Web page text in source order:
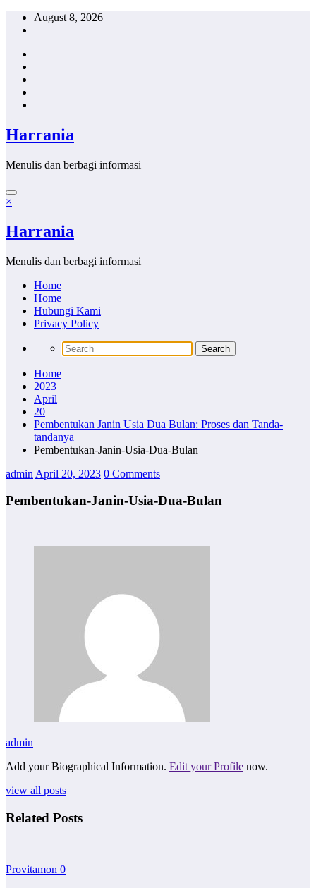
Skip
August 8, 2026
Harrania
Menulis dan berbagi informasi
×
Harrania
Menulis dan berbagi informasi
Home
Home
Hubungi Kami
Privacy Policy
Home
2023
April
20
Pembentukan Janin Usia Dua Bulan: Proses dan Tanda-
tandanya
Pembentukan-Janin-Usia-Dua-Bulan
admin April 20, 2023 0 Comments
Pembentukan-Janin-Usia-Dua-Bulan
admin
Add your Biographical Information. Edit your Profile now.
view all posts
Related Posts
Provitamon 0